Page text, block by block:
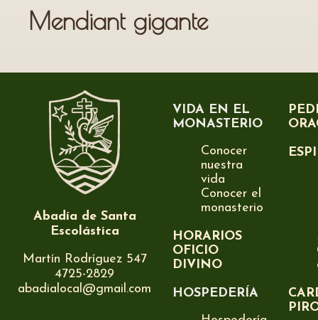
Mendiant gigante
Abadía de Santa
Escolástica
Martín Rodríguez 547
4725-2829
abadialocal@gmail.com
VIDA EN EL
MONASTERIO
Conocer
nuestra
vida
Conocer el
monasterio
HORARIOS
OFICIO
DIVINO
HOSPEDERÍA